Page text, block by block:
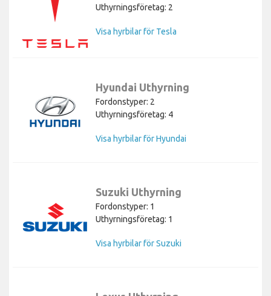
Uthyrningsföretag: 2
Visa hyrbilar för Tesla
Hyundai Uthyrning
Fordonstyper: 2
Uthyrningsföretag: 4
Visa hyrbilar för Hyundai
Suzuki Uthyrning
Fordonstyper: 1
Uthyrningsföretag: 1
Visa hyrbilar för Suzuki